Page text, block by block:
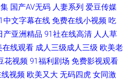
导航 韩国电影片 麻豆视频免费观看 日韩
产导航 超碰日人妻 黄色网免观看 欧美亚
换论坛 www五月天av 国产成色免费在线
国产AV无码 人妻系列 爱豆传媒
中文字幕在线 免费在线小视频 吃
产亚洲精品 91社在线高清 人人草
在线观看 成人三级成人三级 欧美老
花视频 91福利剧场 免费影视观看
视频 欧美又大 无码四虎 女同激